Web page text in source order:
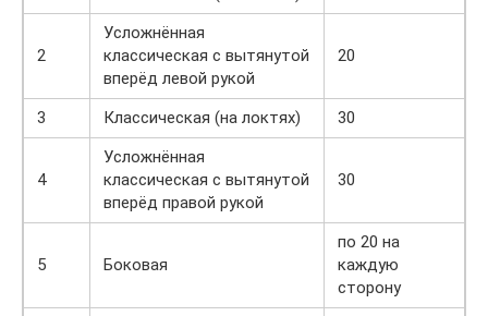
2
Усложнённая
классическая с вытянутой
вперёд левой рукой
20
3 Классическая (на локтях) 30
4
Усложнённая
классическая с вытянутой
вперёд правой рукой
30
5 Боковая
по 20 на
каждую
сторону